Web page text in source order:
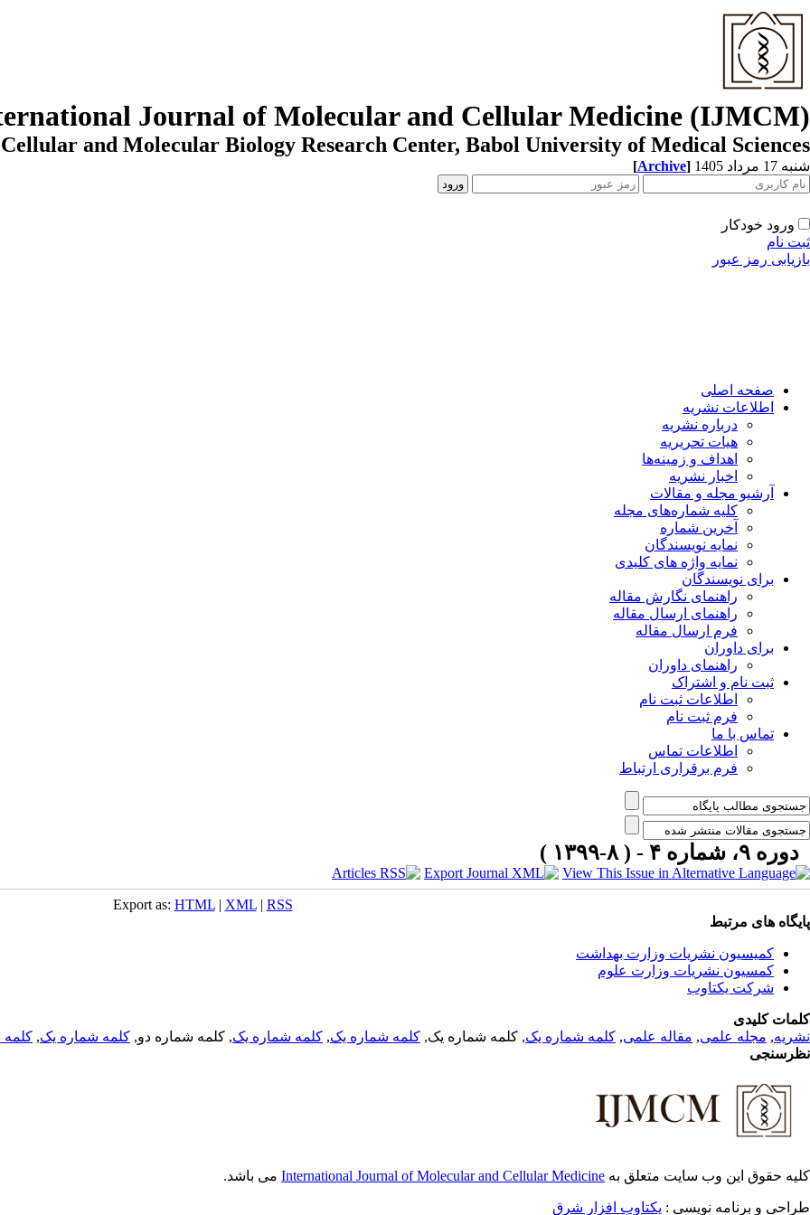
Journal of Molecular and Cellular Medicine (IJMCM)
Cellular and Molecular Biology Research Center, Babol University of Medical Sciences
شنبه 17 مرداد 1405 [Archive]
ورود خودکار
ثبت نام
بازیابی رمز عبور
صفحه اصلی
اطلاعات نشریه
درباره نشریه
هیات تحریریه
اهداف و زمینه‌ها
اخبار نشریه
آرشیو مجله و مقالات
کلیه شماره‌های مجله
آخرین شماره
نمایه نویسندگان
نمایه واژه های کلیدی
برای نویسندگان
راهنمای نگارش مقاله
راهنمای ارسال مقاله
فرم ارسال مقاله
برای داوران
راهنمای داوران
ثبت نام و اشتراک
اطلاعات ثبت نام
فرم ثبت نام
تماس با ما
اطلاعات تماس
فرم برقراری ارتباط
دوره ۹، شماره ۴ - ( ۸-۱۳۹۹ )
Export as: HTML| XML| RSS
پایگاه های مرتبط
کمیسیون نشریات وزارت بهداشت
کمسیون نشریات وزارت علوم
شرکت یکتاوب
کلمات کلیدی
نشریه, مجله علمی, مقاله علمی, کلمه شماره یک, کلمه شماره یک, کلمه شماره یک, کلمه شماره یک, کلمه شماره دو, کلمه شماره یک, کلمه
نظرسنجی
کلیه حقوق این وب سایت متعلق به International Journal of Molecular and Cellular Medicine می باشد.
طراحی و برنامه نویسی : یکتاوب افزار شرق